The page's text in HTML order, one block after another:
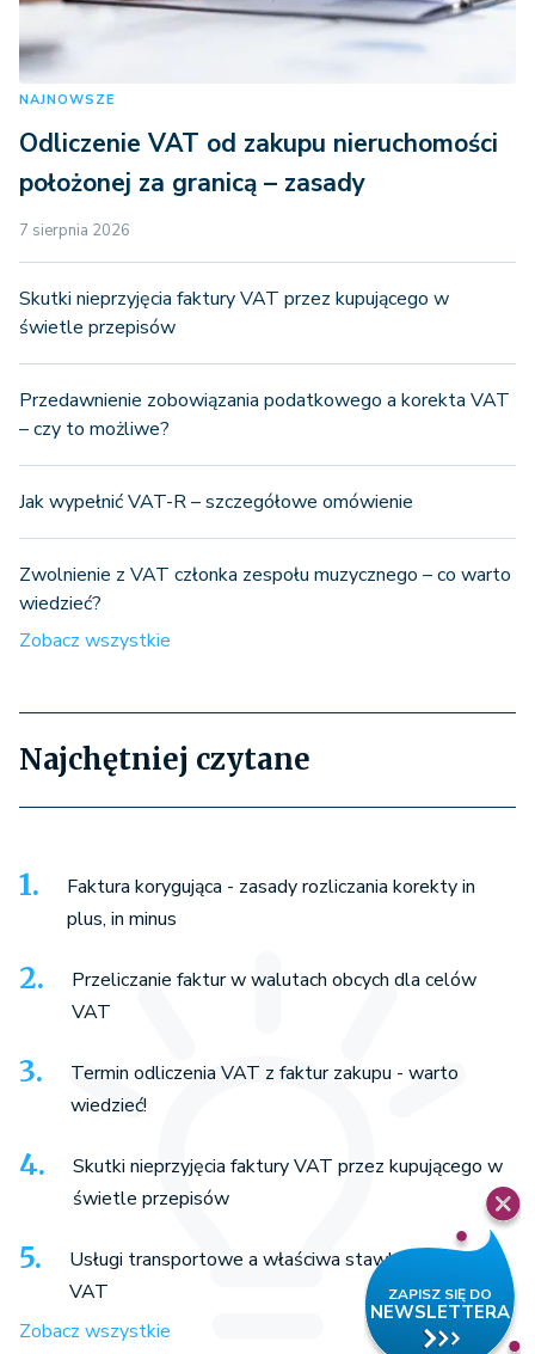
NAJNOWSZE
Odliczenie VAT od zakupu nieruchomości
położonej za granicą – zasady
7 sierpnia 2026
Skutki nieprzyjęcia faktury VAT przez kupującego w
świetle przepisów
Przedawnienie zobowiązania podatkowego a korekta VAT
– czy to możliwe?
Jak wypełnić VAT-R – szczegółowe omówienie
Zwolnienie z VAT członka zespołu muzycznego – co warto
wiedzieć?
Zobacz wszystkie
Najchętniej czytane
Faktura korygująca - zasady rozliczania korekty in
plus, in minus
Przeliczanie faktur w walutach obcych dla celów
VAT
Termin odliczenia VAT z faktur zakupu - warto
wiedzieć!
Skutki nieprzyjęcia faktury VAT przez kupującego w
świetle przepisów
Usługi transportowe a właściwa stawka podatku
VAT
Zobacz wszystkie